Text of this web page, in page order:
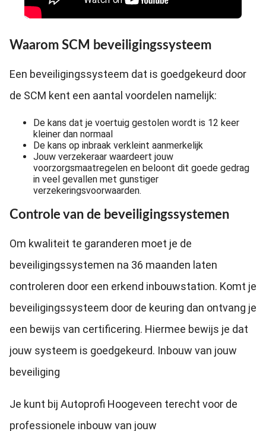
Waarom SCM beveiligingssysteem
Een beveiligingssysteem dat is goedgekeurd door
de SCM kent een aantal voordelen namelijk:
De kans dat je voertuig gestolen wordt is 12 keer
kleiner dan normaal
De kans op inbraak verkleint aanmerkelijk
Jouw verzekeraar waardeert jouw
voorzorgsmaatregelen en beloont dit goede gedrag
in veel gevallen met gunstiger
verzekeringsvoorwaarden.
Controle van de beveiligingssystemen
Om kwaliteit te garanderen moet je de
beveiligingssystemen na 36 maanden laten
controleren door een erkend inbouwstation. Komt je
beveiligingssysteem door de keuring dan ontvang je
een bewijs van certificering. Hiermee bewijs je dat
jouw systeem is goedgekeurd. Inbouw van jouw
beveiliging
Je kunt bij Autoprofi Hoogeveen terecht voor de
professionele inbouw van jouw